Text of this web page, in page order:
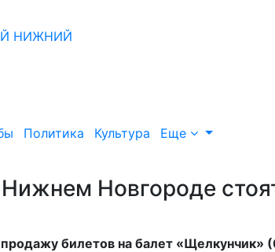
Политика Культура Еще
Новгороде
билетов на балет «Щелкунчик»